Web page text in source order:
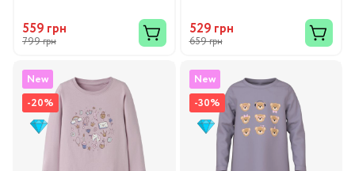
559 грн
799 грн
529 грн
659 грн
New
-20%
New
-30%